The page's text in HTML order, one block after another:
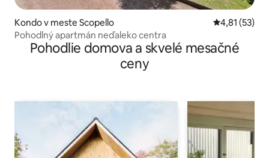
Kondo v meste Scopello Priemerné
4,81 (53)
Pohodlný apartmán neďaleko centra
Pohodlie domova a skvelé mesačné
ceny